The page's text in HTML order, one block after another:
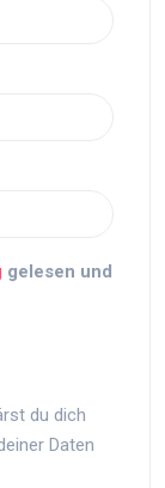
gelesen und
du dich
Daten